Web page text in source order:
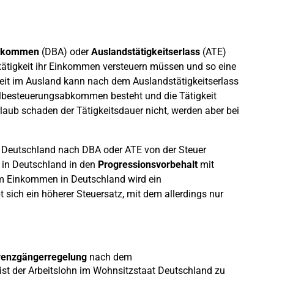
(DBA) oderAuslandstätigkeitserlass(ATE)
ihr Einkommen versteuern müssen und so eine
im Ausland kann nach dem Auslandstätigkeitserlass
besteht und die Tätigkeit
schaden der Tätigkeitsdauer nicht, werden aber bei
nach DBA oder ATE von der Steuer
Deutschland in den Progressionsvorbehaltmit
Einkommen in Deutschland wird ein
ein höherer Steuersatz, mit dem allerdings nur
nach dem
der Arbeitslohn im Wohnsitzstaat Deutschland zu